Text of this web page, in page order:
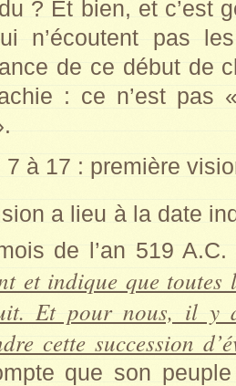
? Et bien, et c’est
n’écoutent pas
de ce début de
: ce n’est
7 à 17 : première
a lieu à la date
de l’an 519
et indique que toutes
Et pour nous, il y
cette succession
que son